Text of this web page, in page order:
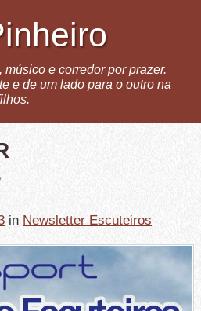
e corredor por prazer.
e de um lado para o outro na
in Newsletter Escuteiros